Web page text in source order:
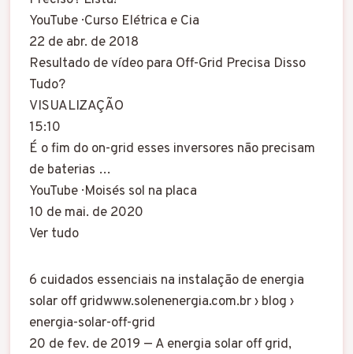
YouTube · Curso Elétrica e Cia
22 de abr. de 2018
Resultado de vídeo para Off-Grid Precisa Disso
Tudo?
VISUALIZAÇÃO
15:10
É o fim do on-grid esses inversores não precisam
de baterias …
YouTube · Moisés sol na placa
10 de mai. de 2020
Ver tudo
6 cuidados essenciais na instalação de energia
solar off gridwww.solenenergia.com.br › blog ›
energia-solar-off-grid
20 de fev. de 2019 — A energia solar off grid,